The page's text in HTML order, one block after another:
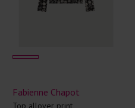
Fabienne Chapot
Top allover print